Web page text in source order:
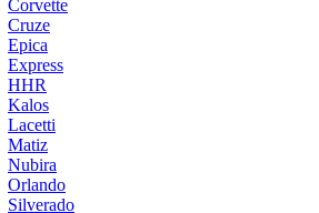
Corvette
Cruze
Epica
Express
HHR
Kalos
Lacetti
Matiz
Nubira
Orlando
Silverado